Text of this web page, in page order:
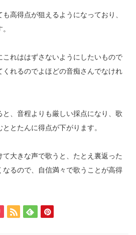
高得点が狙えるようになっており、
これははずさないようにしたいもので
れるのでよほどの音痴さんでなけれ
、音程よりも厳しい採点になり、歌
とたんに得点が下がります。
大きな声で歌うと、たとえ裏返った
るので、自信満々で歌うことが高得